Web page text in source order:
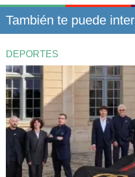
También te puede
DEPORTES